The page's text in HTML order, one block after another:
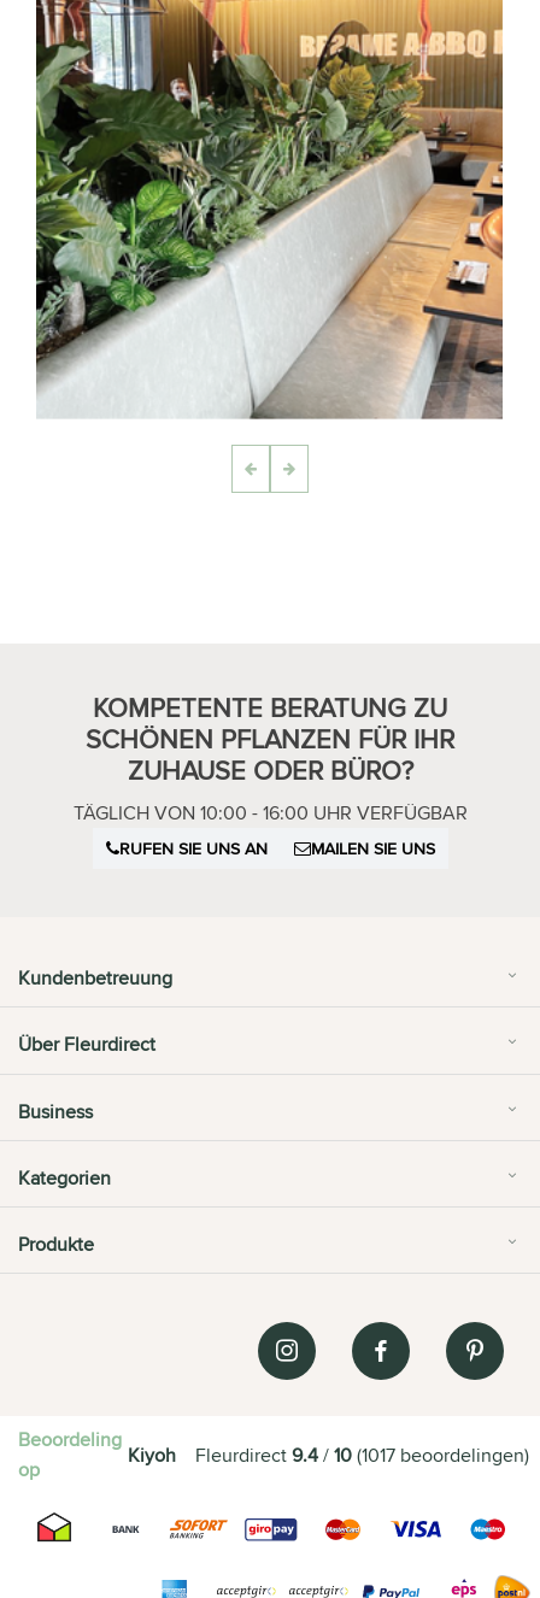
KOMPETENTE BERATUNG ZU
SCHÖNEN PFLANZEN FÜR IHR
ZUHAUSE ODER BÜRO?
TÄGLICH VON 10:00 - 16:00 UHR VERFÜGBAR
RUFEN SIE UNS AN MAILEN SIE UNS
Kundenbetreuung
Über Fleurdirect
Business
Kategorien
Produkte
Beoordeling
op
Kiyoh Fleurdirect9.4/10(1017 beoordelingen)